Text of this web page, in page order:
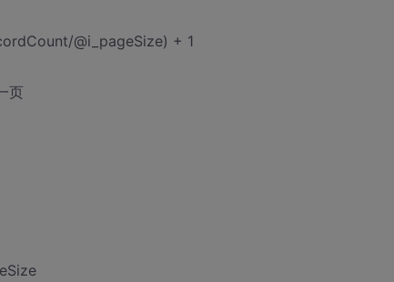
@i_pageSize) + 1
页